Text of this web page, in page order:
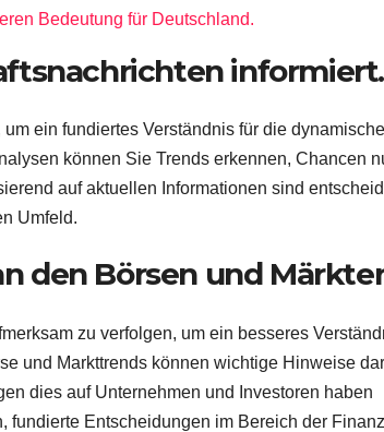
Bedeutung für Deutschland.
informiert.
ein fundiertes Verständnis für die
können Sie Trends erkennen, Chancen
auf aktuellen Informationen sind
Umfeld.
den Börsen und
zu verfolgen, um ein besseres
und Markttrends können wichtige Hinweise
dies auf Unternehmen und Investoren haben
fundierte Entscheidungen im Bereich der